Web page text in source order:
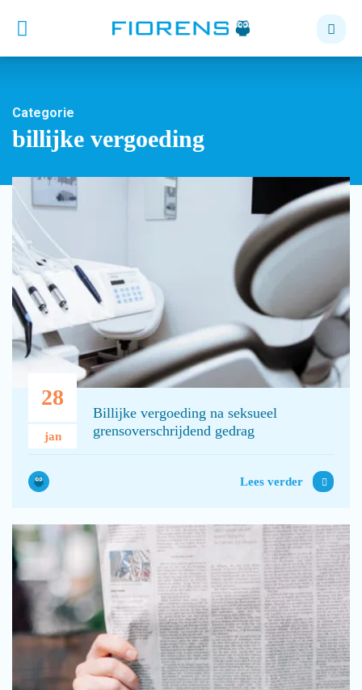
Categorie
billijke vergoeding
28
jan
Billijke vergoeding na seksueel
grensoverschrijdend gedrag
Lees verder